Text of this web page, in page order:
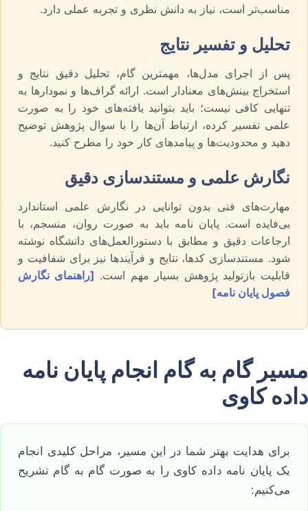
مناسب‌تر است، نیاز به دانش نظری و تجربه عملی دارد.
تحلیل و تفسیر نتایج
پس از اجرای مدل‌ها، مهمترین گام، تحلیل دقیق نتایج و
استخراج بینش‌های معنادار است. ارائه گراف‌ها و نمودارها به
تنهایی کافی نیست؛ باید بتوانید یافته‌های خود را به صورت
علمی تفسیر کرده، ارتباط آن‌ها را با سوال پژوهش توضیح
دهید و محدودیت‌ها و پیامدهای کار خود را مطرح کنید.
نگارش علمی و مستندسازی دقیق
مهارت‌های فنی بدون توانایی در نگارش علمی استاندارد
بی‌فایده است. پایان نامه باید به صورت روان، منسجم، با
ارجاعات دقیق و مطابق با دستورالعمل‌های دانشگاه نوشته
شود. مستندسازی کدها، نتایج و فرآیندها نیز برای شفافیت و
قابلیت بازتولید پژوهش بسیار مهم است. [راهنمای نگارش
فصول پایان نامه]
مسیر گام به گام انجام پایان نامه
داده کاوی
برای هدایت بهتر شما در این مسیر، مراحل کلیدی انجام
یک پایان نامه داده کاوی را به صورت گام به گام تشریح
می‌کنیم: